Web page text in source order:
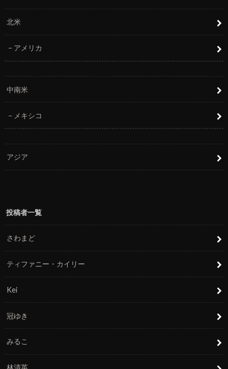
北米
アメリカ
中南米
メキシコ
アジア
投稿者一覧
さわまど
ティファニー・カイリー
Kei
冠ゆき
みるこ